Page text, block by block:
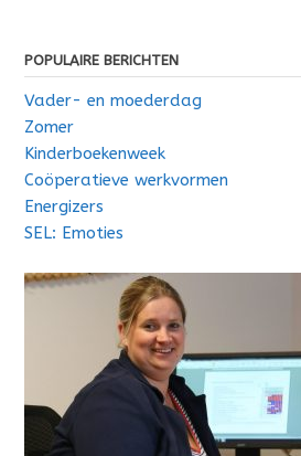
POPULAIRE BERICHTEN
Vader- en moederdag
Zomer
Kinderboekenweek
Coöperatieve werkvormen
Energizers
SEL: Emoties